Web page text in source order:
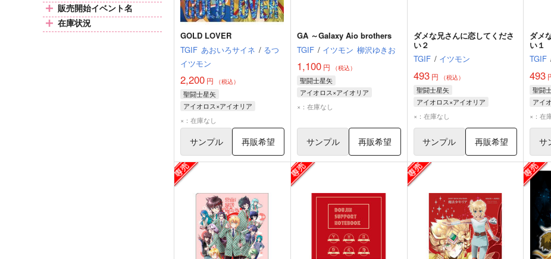
販売開始イベント名
在庫状況
GOLD LOVER
TGIF あおいろサイネ / るつ
イツモン
2,200 円 （税込）
聖闘士星矢
アイオロス×アイオリア
アイオリア
×：在庫なし
サンプル 再販希望
GA ～Galaxy Aio brothers
TGIF / イツモン 柳沢ゆきお
1,100円 （税込）
聖闘士星矢
アイオロス×アイオリア
アイオリア
×：在庫なし
サンプル 再販希望
ダメな兄さんに恋してくださ
い２
TGIF / イツモン
493円 （税込）
聖闘士星矢
アイオロス×アイオリア
アイオロス
×：在庫なし
サンプル 再販希望
ダメ
い１
TGIF
493
聖闘
アイ
アイ
×：在
サ